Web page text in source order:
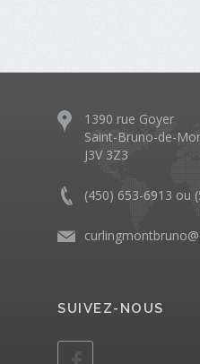
1390 rue Goyer
Saint-Bruno-de-
J3V 3Z3
(450) 653-6913 ou
SUIVEZ-NOUS